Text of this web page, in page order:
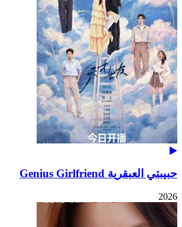
حبيبتي العبقرية Genius Girlfriend
2026